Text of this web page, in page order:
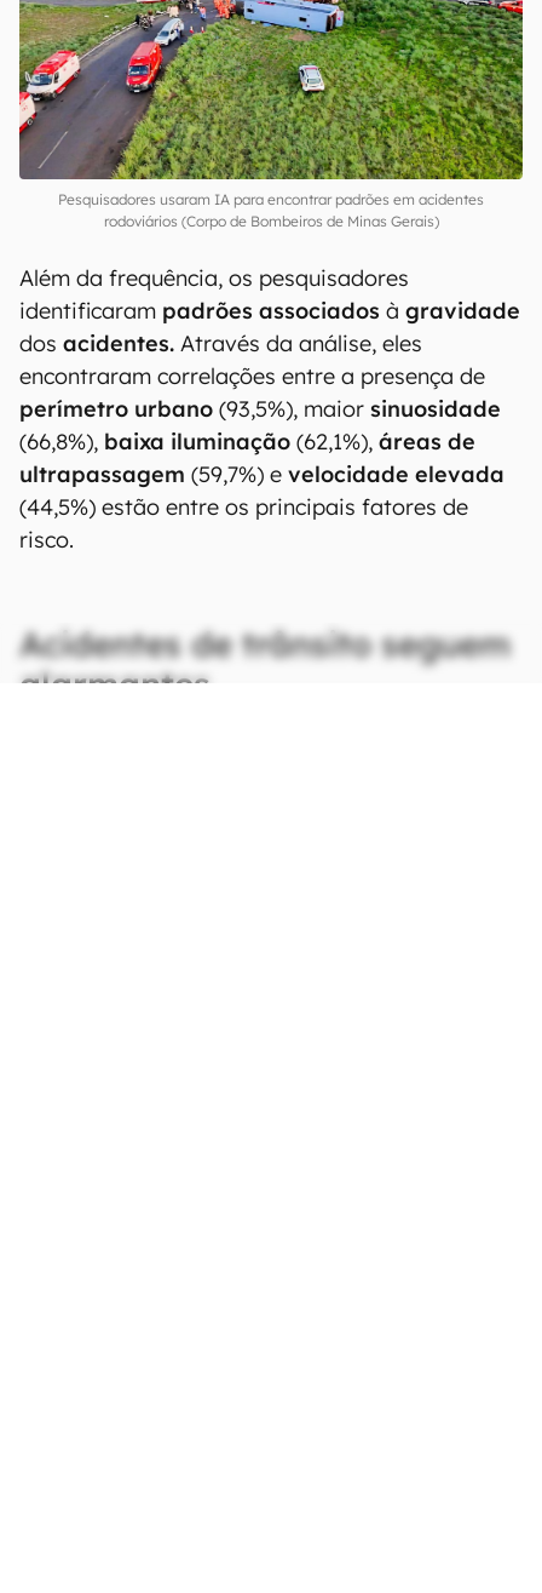
Pesquisadores usaram IA para encontrar padrões em acidentes
rodoviários (Corpo de Bombeiros de Minas Gerais)
Além da frequência, os pesquisadores
identificaram padrões associados à gravidade
dos acidentes. Através da análise, eles
encontraram correlações entre a presença de
perímetro urbano (93,5%), maior sinuosidade
(66,8%), baixa iluminação (62,1%), áreas de
ultrapassagem (59,7%) e velocidade elevada
(44,5%) estão entre os principais fatores de
risco.
Acidentes de trânsito seguem
alarmantes